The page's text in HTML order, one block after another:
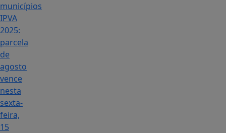
municípios
IPVA
2025:
parcela
de
agosto
vence
nesta
sexta-
feira,
15